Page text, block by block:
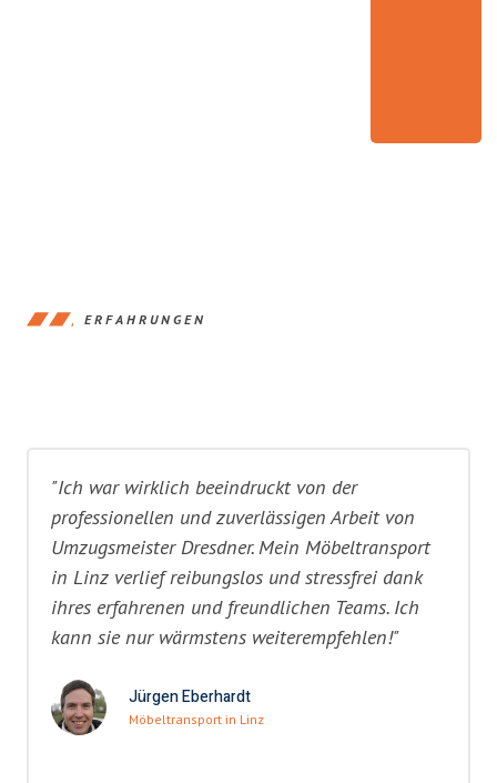
ERFAHRUNGEN
"Ich war wirklich beeindruckt von der
professionellen und zuverlässigen Arbeit von
Umzugsmeister Dresdner. Mein Möbeltransport
in Linz verlief reibungslos und stressfrei dank
ihres erfahrenen und freundlichen Teams. Ich
kann sie nur wärmstens weiterempfehlen!"
Jürgen Eberhardt
Möbeltransport in Linz